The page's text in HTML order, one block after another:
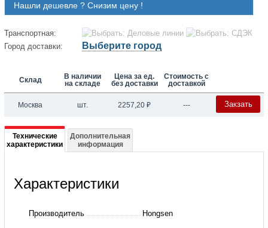
Нашли дешевле ? Снизим цену !
Транспортная:
Город доставки:
Выберите город
Склад
В наличии
на складе
Цена за ед.
без доставки
Стоимость с
доставкой
Москва шт. 2257,20 ₽ --- Закзать
Подробная
информация
ТРВ,
Технические
характеристики
Дополнительная
информация
Характеристики
Производитель Hongsen